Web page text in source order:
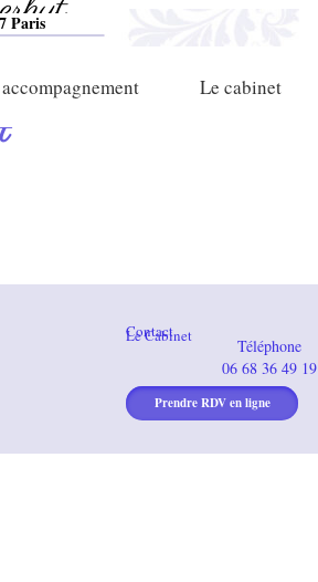
Paris​
Le cabinet
Le Cabinet
Contact
Téléphone
06 68 36 49 19
Prendre RDV en ligne